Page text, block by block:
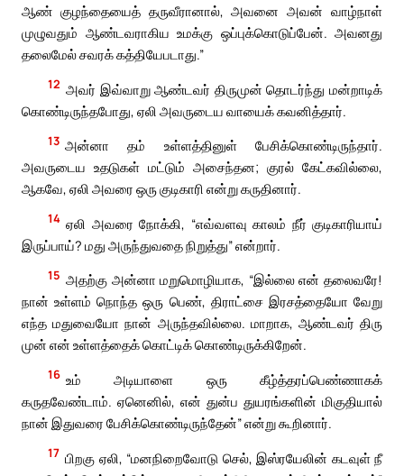
ஆண் குழந்தையைத் தருவீரானால், அவனை அவன் வாழ்நாள்
முழுவதும் ஆண்டவராகிய உமக்கு ஒப்புக்கொடுப்பேன். அவனது
தலைமேல் சவரக் கத்தியேபடாது.”
12 அவர் இவ்வாறு ஆண்டவர் திருமுன் தொடர்ந்து மன்றாடிக்
கொண்டிருந்தபோது, ஏலி அவருடைய வாயைக் கவனித்தார்.
13 அன்னா தம் உள்ளத்தினுள் பேசிக்கொண்டிருந்தார்.
அவருடைய உதடுகள் மட்டும் அசைந்தன; குரல் கேட்கவில்லை,
ஆகவே, ஏலி அவரை ஒரு குடிகாரி என்று கருதினார்.
14 ஏலி அவரை நோக்கி, “எவ்வளவு காலம் நீர் குடிகாரியாய்
இருப்பாய்? மது அருந்துவதை நிறுத்து” என்றார்.
15 அதற்கு அன்னா மறுமொழியாக, “இல்லை என் தலைவரே!
நான் உள்ளம் நொந்த ஒரு பெண், திராட்சை இரசத்தையோ வேறு
எந்த மதுவையோ நான் அருந்தவில்லை. மாறாக, ஆண்டவர் திரு
முன் என் உள்ளத்தைக் கொட்டிக் கொண்டிருக்கிறேன்.
16 உம் அடியாளை ஒரு கீழ்த்தரப்பெண்ணாகக்
கருதவேண்டாம். ஏனெனில், என் துன்ப துயரங்களின் மிகுதியால்
நான் இதுவரை பேசிக்கொண்டிருந்தேன்” என்று கூறினார்.
17 பிறகு ஏலி, “மனநிறைவோடு செல், இஸ்ரயேலின் கடவுள் நீ